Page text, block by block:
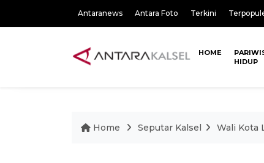
Antaranews Antara Foto Terkini
HOME
HIDUP
Home Seputar Kalsel Wali Kota